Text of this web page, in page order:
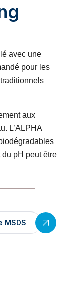
avec une
pour les
aux
L’ALPHA
pH peut être
MSDS